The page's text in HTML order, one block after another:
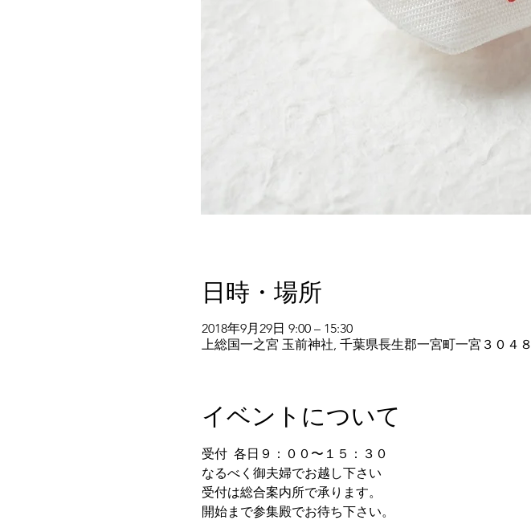
日時・場所
2018年9月29日 9:00 – 15:30
上総国一之宮 玉前神社, 千葉県長生郡一宮町一宮３０４８
イベントについて
受付  各日９：００〜１５：３０
なるべく御夫婦でお越し下さい
受付は総合案内所で承ります。
開始まで参集殿でお待ち下さい。